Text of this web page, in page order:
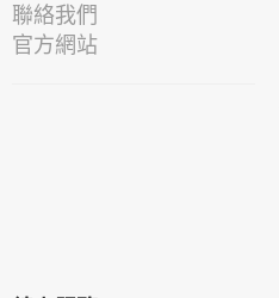
聯絡我們
官方網站